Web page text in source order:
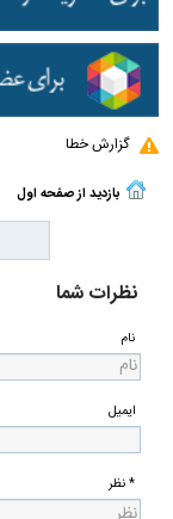
گزارش خطا
بازدید از صفحه اول
نظرات شما
نام
ایمیل
* نظر